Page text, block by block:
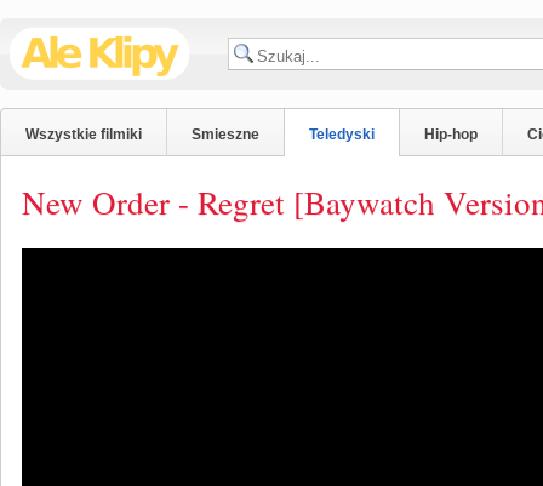
Wszystkie filmiki Smieszne Teledyski Hip-hop
New Order - Regret [Baywatch